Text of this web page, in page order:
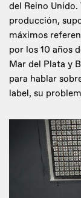
del Reino Unido.
producción,
máximos
por los 10 años
Mar del Plata y
para hablar
label, su